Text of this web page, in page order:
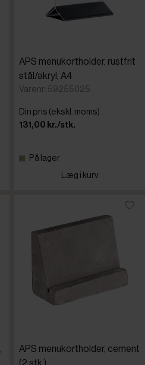
APS menukortholder, rustfrit
stål/akryl, A4
Varenr: 59255025
Din pris (ekskl. moms)
131,00 kr./stk.
På lager
Læg i kurv
APS menukortholder, cement